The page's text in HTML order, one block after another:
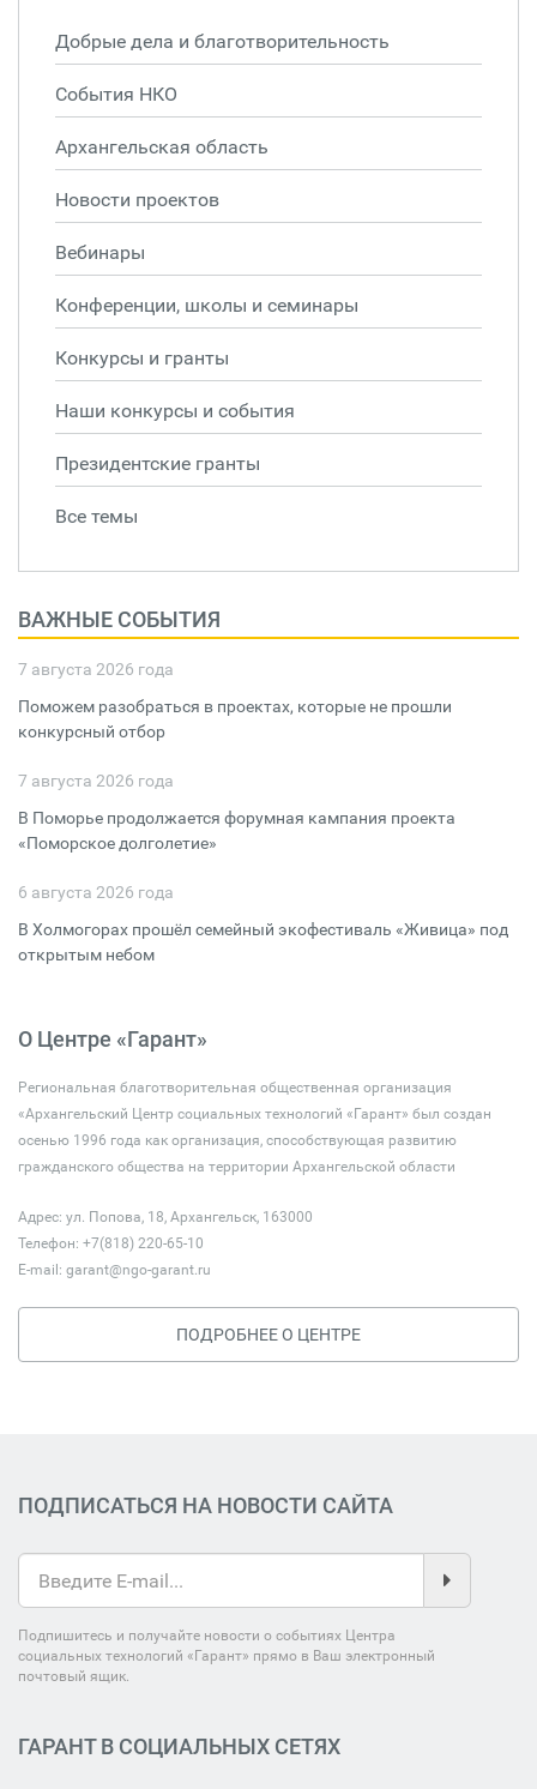
Добрые дела и благотворительность
События НКО
Архангельская область
Новости проектов
Вебинары
Конференции, школы и семинары
Конкурсы и гранты
Наши конкурсы и события
Президентские гранты
Все темы
ВАЖНЫЕ СОБЫТИЯ
7 августа 2026 года
Поможем разобраться в проектах, которые не прошли
конкурсный отбор
7 августа 2026 года
В Поморье продолжается форумная кампания проекта
«Поморское долголетие»
6 августа 2026 года
В Холмогорах прошёл семейный экофестиваль «Живица» под
открытым небом
О Центре «Гарант»
Региональная благотворительная общественная организация
«Архангельский Центр социальных технологий «Гарант» был создан
осенью 1996 года как организация, способствующая развитию
гражданского общества на территории Архангельской области
Адрес: ул. Попова, 18, Архангельск, 163000
Телефон: +7(818) 220-65-10
E-mail: garant@ngo-garant.ru
ПОДРОБНЕЕ О ЦЕНТРЕ
ПОДПИСАТЬСЯ НА НОВОСТИ САЙТА
Подпишитесь и получайте новости о событиях Центра
социальных технологий «Гарант» прямо в Ваш электронный
почтовый ящик.
ГАРАНТ В СОЦИАЛЬНЫХ СЕТЯХ